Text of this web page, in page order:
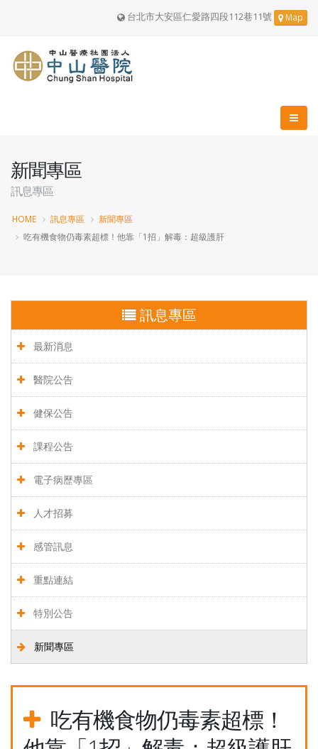
台北市大安區仁愛路四段112巷11號 Map
新聞專區
訊息專區
HOME 訊息專區
新聞專區
吃有機食物仍毒素超標！他靠「1招」解毒：超級護肝
訊息專區
最新消息
醫院公告
健保公告
課程公告
電子病歷專區
人才招募
感管訊息
重點連結
特別公告
新聞專區
吃有機食物仍毒素超標！